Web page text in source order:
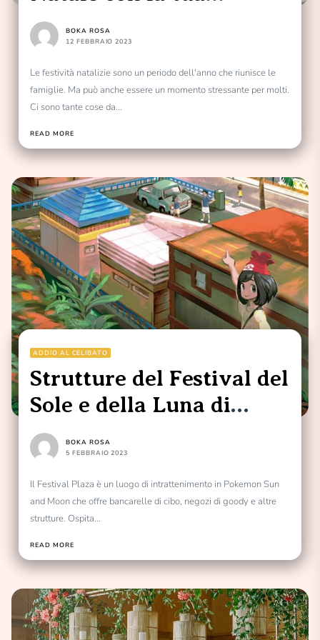
famiglia
BOKA ROSA
12 FEBBRAIO 2023
Le festività natalizie sono un periodo dell'anno che riunisce le
famiglie. Ma può anche essere un momento stressante per molti.
Ci sono tante cose da...
READ MORE
ADDIO AL CELIBATO
Strutture del Festival del
Sole e della Luna di
Pokemon
BOKA ROSA
5 FEBBRAIO 2023
Il Festival Plaza è un luogo di intrattenimento in Pokemon Sun
and Moon che offre bancarelle di cibo, negozi di goody e altre
strutture. Ospita...
READ MORE